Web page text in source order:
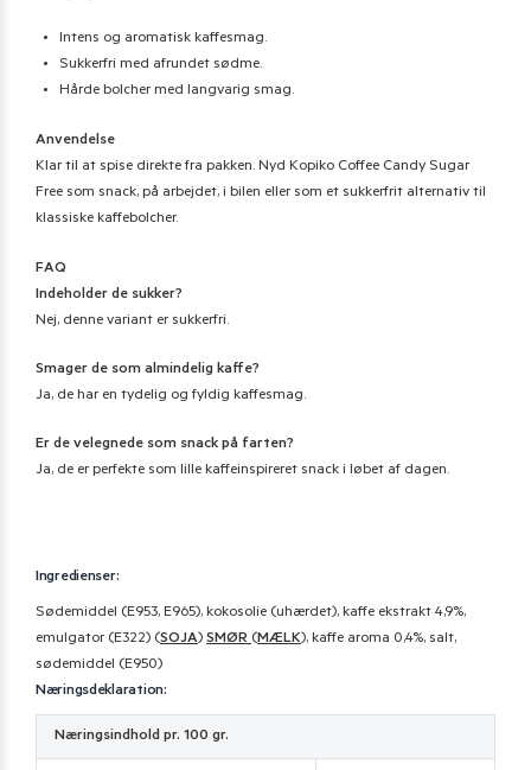
Intens og aromatisk kaffesmag.
Sukkerfri med afrundet sødme.
Hårde bolcher med langvarig smag.
Anvendelse
Klar til at spise direkte fra pakken. Nyd Kopiko Coffee Candy Sugar
Free som snack, på arbejdet, i bilen eller som et sukkerfrit alternativ til
klassiske kaffebolcher.
FAQ
Indeholder de sukker?
Nej, denne variant er sukkerfri.
Smager de som almindelig kaffe?
Ja, de har en tydelig og fyldig kaffesmag.
Er de velegnede som snack på farten?
Ja, de er perfekte som lille kaffeinspireret snack i løbet af dagen.
Ingredienser:
Sødemiddel (E953, E965), kokosolie (uhærdet), kaffe ekstrakt 4,9%,
emulgator (E322) (SOJA) SMØR (MÆLK), kaffe aroma 0,4%, salt,
sødemiddel (E950)
Næringsdeklaration:
Næringsindhold pr. 100 gr.